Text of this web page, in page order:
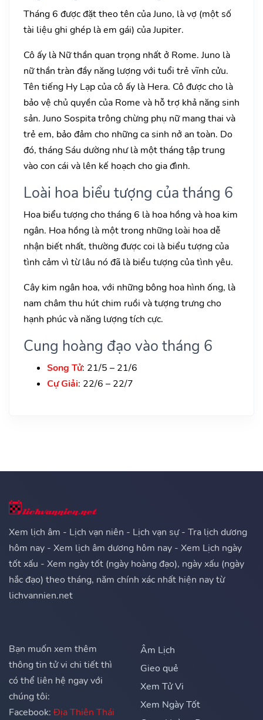
Tháng 6 được đặt theo tên của Juno, là vợ (một số
tài liệu ghi ghép là em gái) của Jupiter.
Cô ấy là Nữ thần quan trọng nhất ở Rome. Juno là
nữ thần tràn đầy năng lượng với tuổi trẻ vĩnh cửu.
Tên tiếng Hy Lạp của cô ấy là Hera. Cô được cho là
bảo vệ chủ quyền của Rome và hỗ trợ khả năng sinh
sản. Juno Sospita trông chừng phụ nữ mang thai và
trẻ em, bảo đảm cho những ca sinh nở an toàn. Do
đó, tháng Sáu dường như là một tháng tập trung
vào con cái và lên kế hoạch cho gia đình.
Loài hoa biểu tượng của tháng 6
Hoa biểu tượng cho tháng 6 là hoa hồng và hoa kim
ngân. Hoa hồng là một trong những loài hoa dễ
nhận biết nhất, thường được coi là biểu tượng của
tình cảm vì từ lâu nó đã là biểu tượng của tình yêu.
Cây kim ngân hoa, với những bông hoa hình ống, là
nam châm thu hút chim ruồi và tượng trưng cho
hạnh phúc và năng lượng tích cực.
Cung hoàng đạo vào tháng 6
Song Tử: 21/5 – 21/6
Cự Giải: 22/6 – 22/7
Xem lịch âm - Lịch vạn niên - Lịch vạn sự - Tra lịch dương
hôm nay - Xem lịch âm dương hôm nay - Xem Lịch ngày
tốt xấu - Xem ngày tốt (ngày hoàng đạo), ngày xấu (ngày
hắc đạo) theo tháng, năm chính xác nhất hiện nay từ
lichvannien.net
Bạn muốn xem thêm
thông tin tử vi chi tiết thì
có thể liên hệ ngay với
chúng tôi:
Facebook: Địa Thiên Thái
Âm Lịch
Gieo quẻ
Xem Tử Vi
Xem Ngày Tốt